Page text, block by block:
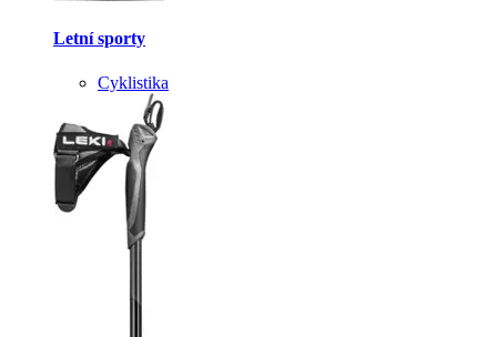
Letní sporty
Cyklistika